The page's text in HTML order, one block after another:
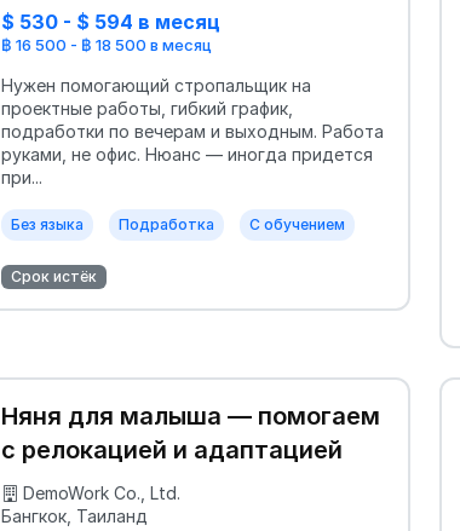
$ 530 - $ 594 в месяц
฿ 16 500 - ฿ 18 500 в месяц
Нужен помогающий стропальщик на
проектные работы, гибкий график,
подработки по вечерам и выходным. Работа
руками, не офис. Нюанс — иногда придется
при...
Без языка Подработка С обучением
Срок истёк
Няня для малыша — помогаем
с релокацией и адаптацией
DemoWork Co., Ltd.
Бангкок, Таиланд